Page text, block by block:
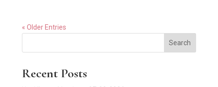
« Older Entries
Search
Recent Posts